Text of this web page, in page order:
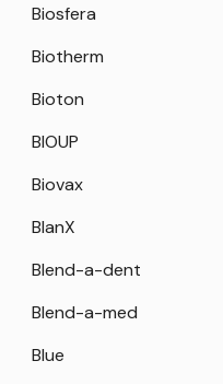
Biosfera
Biotherm
Bioton
BIOUP
Biovax
BlanX
Blend-a-dent
Blend-a-med
Blue